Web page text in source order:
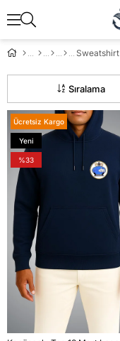
Sweatshirt
Sıralama
Ücretsiz Kargo
Yeni
Ürün
%33